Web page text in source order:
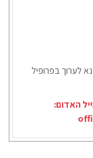
לערוך בפרופיל
האדום: